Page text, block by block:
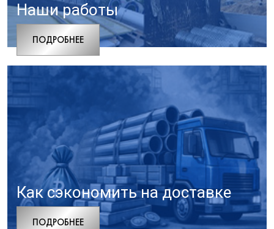
Наши работы
ПОДРОБНЕЕ
Как сэкономить на доставке
ПОДРОБНЕЕ